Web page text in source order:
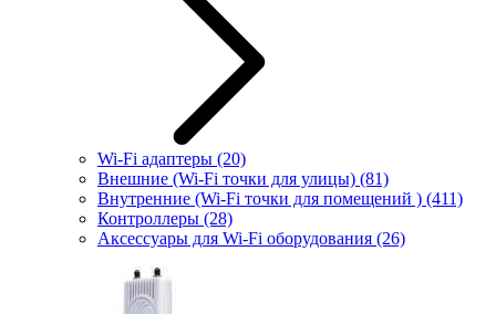
Wi-Fi адаптеры (20)
Внешние (Wi-Fi точки для улицы) (81)
Внутренние (Wi-Fi точки для помещений ) (411)
Контроллеры (28)
Аксессуары для Wi-Fi оборудования (26)